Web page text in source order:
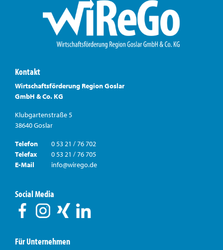
Kontakt
Wirtschaftsförderung Region Goslar
GmbH & Co. KG
Klubgartenstraße 5
38640 Goslar
Telefon
0 53 21 / 76 702
Telefax
0 53 21 / 76 705
E-Mail
info@wirego.de
Social Media
Für Unternehmen